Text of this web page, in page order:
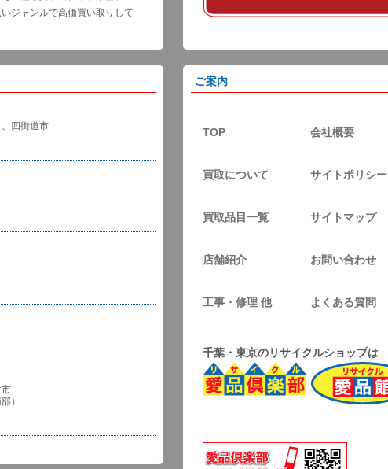
ジャンルで高価買い取りして
四街道市
）
ご案内
TOP 会社概要
買取について サイトポリシー
買取品目一覧 サイトマップ
店舗紹介 お問い合わせ
工事・修理 他 よくある質問
千葉・東京のリサイクルショップは